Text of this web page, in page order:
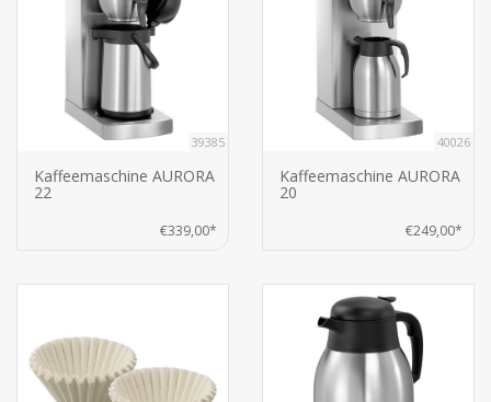
39385
Kaffeemaschine AURORA
22
€339,00*
40026
Kaffeemaschine AURORA
20
€249,00*